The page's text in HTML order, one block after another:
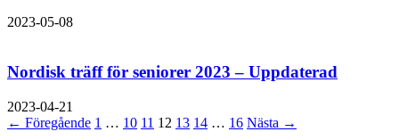
2023-05-08
Nordisk träff för seniorer 2023 – Uppdaterad
2023-04-21
← Föregående 1 … 10 11 12 13 14 … 16 Nästa →